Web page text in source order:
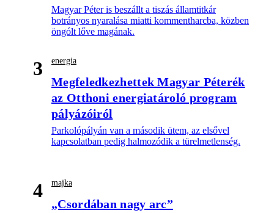
Magyar Péter is beszállt a tiszás államtitkár
botrányos nyaralása miatti kommentharcba, közben
öngólt lőve magának.
3 energia
Megfeledkezhettek Magyar Péterék
az Otthoni energiatároló program
pályázóiról
Parkolópályán van a második ütem, az elsővel
kapcsolatban pedig halmozódik a türelmetlenség.
4 majka
„Csordában nagy arc”